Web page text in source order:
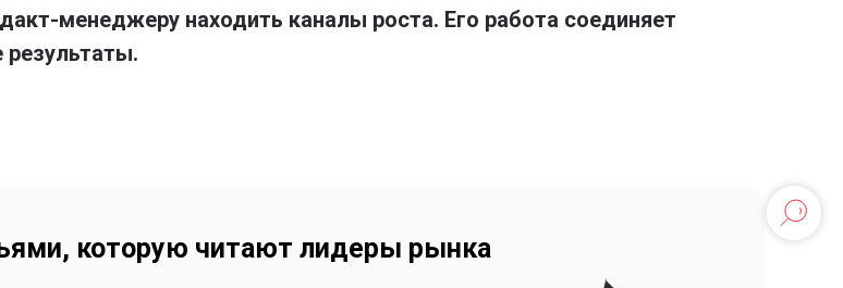
менеджеру находить каналы роста. Его работа соединяет
которую читают лидеры рынка